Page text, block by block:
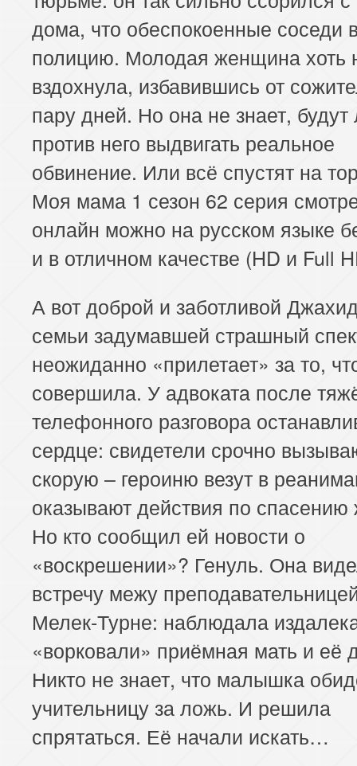
дома, что обеспокоенные соседи
полицию. Молодая женщина хоть
вздохнула, избавившись от
пару дней. Но она не знает, будут
против него выдвигать реальное
обвинение. Или всё спустят на
Моя мама 1 сезон 62 серия
онлайн можно на русском языке
и в отличном качестве (HD и Full
А вот доброй и заботливой
семьи задумавшей страшный
неожиданно «прилетает» за то,
совершила. У адвоката после
телефонного разговора
сердце: свидетели срочно
скорую – героиню везут в
оказывают действия по спасению
Но кто сообщил ей новости о
«воскрешении»? Генуль. Она
встречу межу
Мелек-Турне: наблюдала
«ворковали» приёмная мать и её
Никто не знает, что малышка
учительницу за ложь. И решила
спрятаться. Её начали искать…